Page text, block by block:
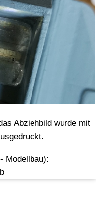
Abziehbild wurde mit
Modellbau):